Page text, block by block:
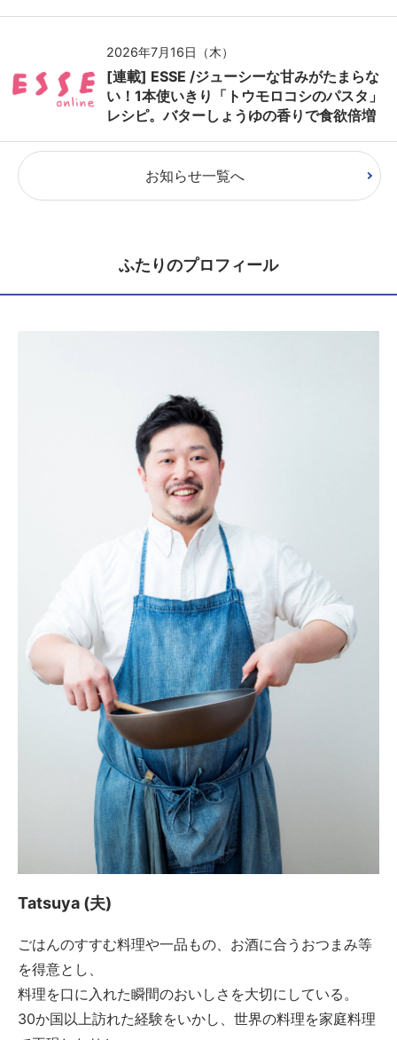
2026年7月16日（木）
[連載] ESSE /ジューシーな甘みがたまらな
い！1本使いきり「トウモロコシのパスタ」
レシピ。バターしょうゆの香りで食欲倍増
お知らせ一覧へ
ふたりのプロフィール
Tatsuya (夫)
ごはんのすすむ料理や一品もの、お酒に合うおつまみ等
を得意とし、
料理を口に入れた瞬間のおいしさを大切にしている。
30か国以上訪れた経験をいかし、世界の料理を家庭料理